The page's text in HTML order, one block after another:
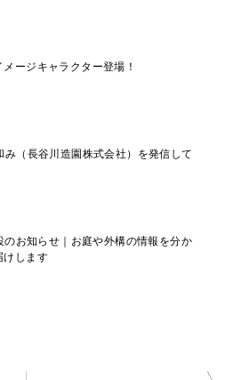
ージキャラクター登場！
み（長谷川造園株式会社）を発信して
のお知らせ｜お庭や外構の情報を分か
けします